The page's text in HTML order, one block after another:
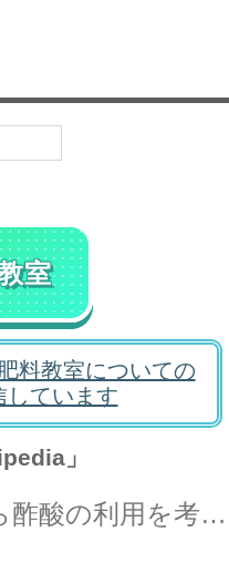
室
料教室についての
しています
」
酵母の酢酸の放出から酢酸の利用を考える